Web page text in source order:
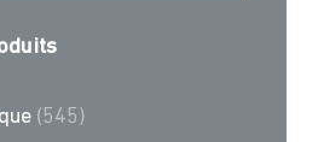
(545)